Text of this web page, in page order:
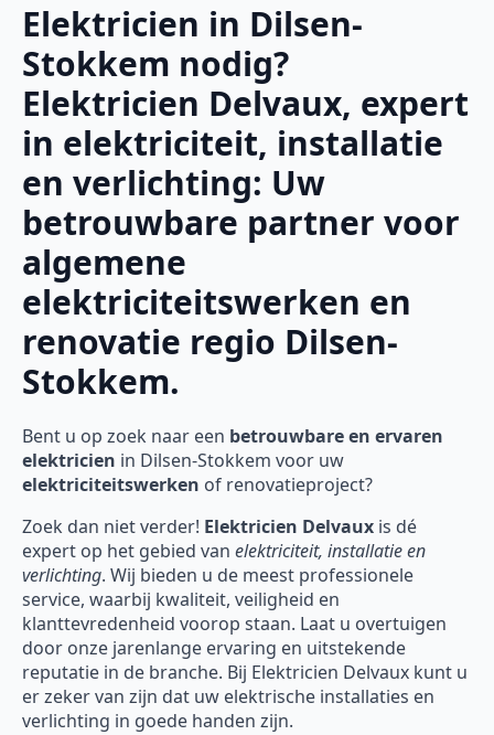
Elektricien in Dilsen-
Stokkem nodig?
Elektricien Delvaux, expert
in elektriciteit, installatie
en verlichting: Uw
betrouwbare partner voor
algemene
elektriciteitswerken en
renovatie regio Dilsen-
Stokkem.
Bent u op zoek naar een betrouwbare en ervaren
elektricien in Dilsen-Stokkem voor uw
elektriciteitswerken of renovatieproject?
Zoek dan niet verder! Elektricien Delvaux is dé
expert op het gebied van elektriciteit, installatie en
verlichting. Wij bieden u de meest professionele
service, waarbij kwaliteit, veiligheid en
klanttevredenheid voorop staan. Laat u overtuigen
door onze jarenlange ervaring en uitstekende
reputatie in de branche. Bij Elektricien Delvaux kunt u
er zeker van zijn dat uw elektrische installaties en
verlichting in goede handen zijn.